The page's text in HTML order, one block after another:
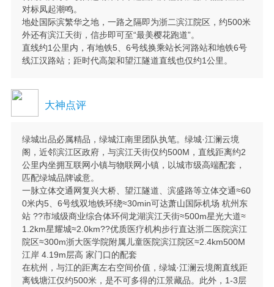
对标凤起潮鸣。
地处国际滨繁华之地，一路之隔即为浙二滨江院区，约500米
外还有滨江天街，信步即可至“最美樱花跑道”。
直线约1公里内，有地铁5、6号线换乘站长河路站和地铁6号
线江汉路站；距时代高架和望江隧道直线也仅约1公里。
大神点评
绿城出品必属精品，绿城江南里团队执笔。绿城·江澜云境
阁，近邻滨江区政府，与滨江天街仅约500M，直线距离约2
公里内坐拥互联网小镇与物联网小镇，以城市级高端配套，
匹配绿城品牌诚意。
一脉立体交通网复兴大桥、望江隧道、滨盛路等立体交通≈60
0米内5、6号线双地铁环绕≈30min可达萧山国际机场 杭州东
站 ??市域级商业综合体环伺龙湖滨江天街≈500m星光大道≈
1.2km星耀城≈2.0km??优质医疗机构步行直达浙二医院滨江
院区≈300m浙大医学院附属儿童医院滨江院区≈2.4km500M
江岸 4.19m层高 家门口的配套
在杭州，与江的距离左右空间价值，绿城·江澜云境阁直线距
离钱塘江仅约500米，是不可多得的江景藏品。此外，1-3层